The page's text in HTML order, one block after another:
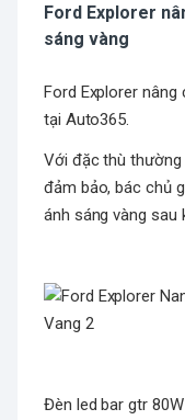
Ford Explorer
sáng vàng
Ford Explorer nâng
tại Auto365.
Với đặc thù thường
đảm bảo, bác chủ
ánh sáng vàng
Đèn led bar gtr